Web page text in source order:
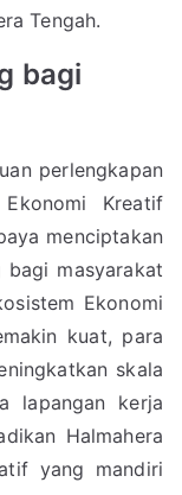
Tengah.
bagi
perlengkapan
Kreatif
menciptakan
bagi masyarakat
Ekonomi
kuat, para
skala
lapangan kerja
Halmahera
yang mandiri